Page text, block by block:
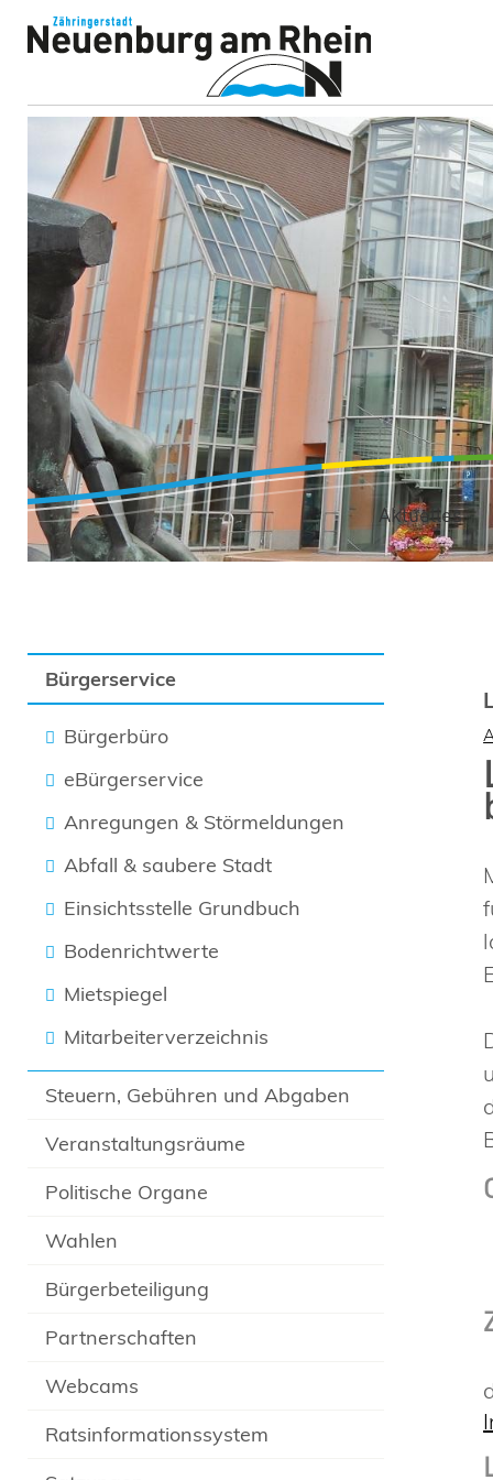
Aktuelles
Bürgerservice
Bürgerbüro
eBürgerservice
Anregungen & Störmeldungen
Abfall & saubere Stadt
Einsichtsstelle Grundbuch
Bodenrichtwerte
Mietspiegel
Mitarbeiterverzeichnis
Steuern, Gebühren und Abgaben
Veranstaltungsräume
Politische Organe
Wahlen
Bürgerbeteiligung
Partnerschaften
Webcams
Ratsinformationssystem